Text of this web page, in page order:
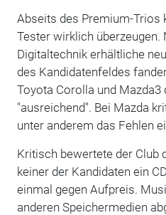
Abseits des Premium-Trios
Tester wirklich
Digitaltechnik erhältliche
des Kandidatenfeldes
Toyota Corolla und
"ausreichend". Bei Mazda
unter anderem das Fehlen
Kritisch bewertete der Club
keiner der Kandidaten ein
einmal gegen Aufpreis.
anderen Speichermedien